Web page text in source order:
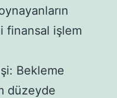
finansal işlem
Bekleme
düzeyde